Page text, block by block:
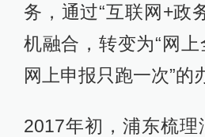
务，通过“互联网+政
机融合，转变为“网上
网上申报只跑一次”的
2017年初，浦东梳理